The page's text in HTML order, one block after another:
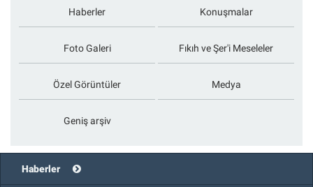
Haberler Konuşmalar
Foto Galeri Fıkıh ve Şer'i Meseleler
Özel Görüntüler Medya
Geniş arşiv
Haberler